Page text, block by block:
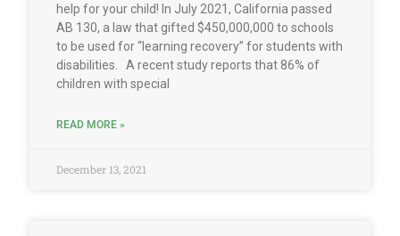
help for your child! In July 2021, California passed
AB 130, a law that gifted $450,000,000 to schools
to be used for “learning recovery” for students with
disabilities. A recent study reports that 86% of
children with special
READ MORE »
December 13, 2021